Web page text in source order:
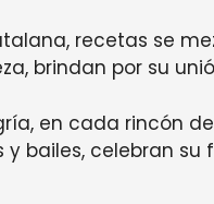
recetas se
brindan por su
en cada rincón
y bailes, celebran